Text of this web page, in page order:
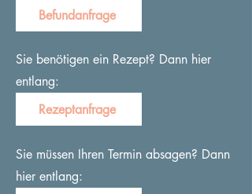
Befundanfrage
Sie benötigen ein Rezept? Dann hier
entlang:
Rezeptanfrage
Sie müssen Ihren Termin absagen? Dann
hier entlang: